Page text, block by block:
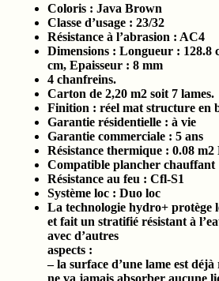
Coloris : Java Brown
Classe d’usage : 23/32
Résistance à l’abrasion : AC4
Dimensions : Longueur : 128.8
cm, Epaisseur : 8 mm
4 chanfreins.
Carton de 2,20 m2 soit 7 lames.
Finition : réel mat structure en
Garantie résidentielle : à vie
Garantie commerciale : 5 ans
Résistance thermique : 0.08
Compatible plancher chauffant
Résistance au feu : Cfl-S1
Système loc : Duo loc
La technologie hydro+ protège
et fait un stratifié résistant à
avec d’autres
aspects :
– la surface d’une lame est déjà
ne va jamais absorber aucune